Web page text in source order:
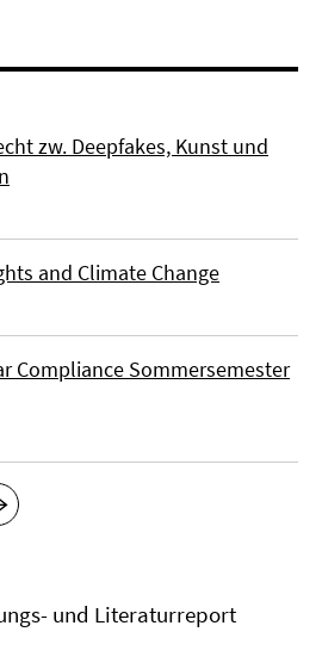
zw. Deepfakes, Kunst und
and Climate Change
Compliance Sommersemester
und Literaturreport